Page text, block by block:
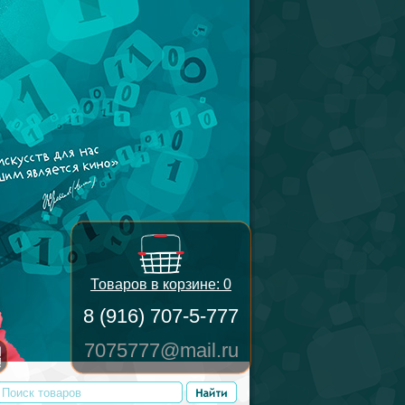
Товаров в корзине: 0
8 (916) 707-5-777
7075777@mail.ru